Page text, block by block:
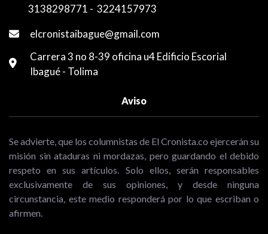
3138298771 - 3224157973
elcronistaibague@gmail.com
Carrera 3 no 8-39 oficina u4 Edificio Escorial
Ibagué - Tolima
Aviso
Se advierte, que los columnistas de El Cronista.co ejercerán su
misión sin ataduras ni mordazas, pero guardando el debido
respeto en sus artículos. Solo ellos, serán responsables
exclusivamente de sus opiniones, y desde ninguna
circunstancia, este medio responderá por lo que escriban o
afirmen.